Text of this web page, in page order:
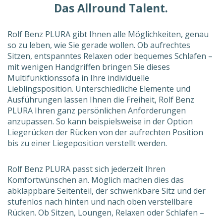
Das Allround Talent.
Rolf Benz PLURA gibt Ihnen alle Möglichkeiten, genau
so zu leben, wie Sie gerade wollen. Ob aufrechtes
Sitzen, entspanntes Relaxen oder bequemes Schlafen –
mit wenigen Handgriffen bringen Sie dieses
Multifunktionssofa in Ihre individuelle
Lieblingsposition. Unterschiedliche Elemente und
Ausführungen lassen Ihnen die Freiheit, Rolf Benz
PLURA Ihren ganz persönlichen Anforderungen
anzupassen. So kann beispielsweise in der Option
Liegerücken der Rücken von der aufrechten Position
bis zu einer Liegeposition verstellt werden.
Rolf Benz PLURA passt sich jederzeit Ihren
Komfortwünschen an. Möglich machen dies das
abklappbare Seitenteil, der schwenkbare Sitz und der
stufenlos nach hinten und nach oben verstellbare
Rücken. Ob Sitzen, Loungen, Relaxen oder Schlafen –